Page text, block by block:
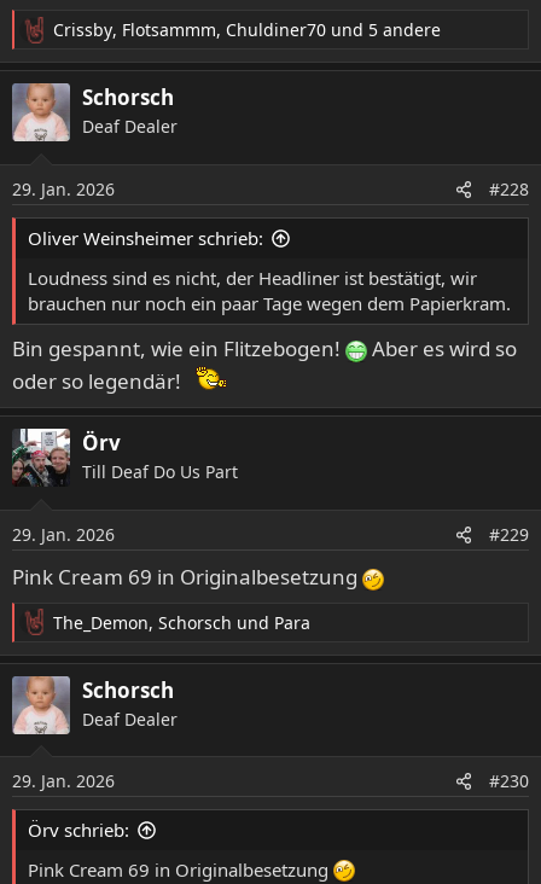
R
e
a
k
t
n
e
n
Crissby, Flotsammm, Chuldiner70 und 5 andere
Schorsch
Deaf Dealer
29. Jan. 2026 #228
Oliver Weinsheimer schrieb:
Loudness sind es nicht, der Headliner ist bestätigt, wir
brauchen nur noch ein paar Tage wegen dem Papierkram.
Bin gespannt, wie ein Flitzebogen!
Aber es wird so
oder so legendär!
Örv
Till Deaf Do Us Part
29. Jan. 2026 #229
Pink Cream 69 in Originalbesetzung
R
e
a
k
t
n
e
n
The_Demon, Schorsch und Para
Schorsch
Deaf Dealer
29. Jan. 2026 #230
Örv schrieb:
Pink Cream 69 in Originalbesetzung